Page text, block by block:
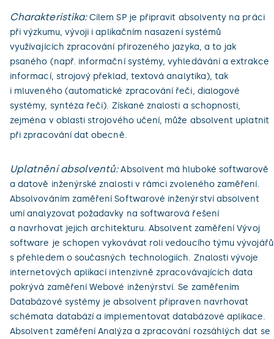
Charakteristika: Cílem SP je připravit absolventy na práci
při výzkumu, vývoji i aplikačním nasazení systémů
využívajících zpracování přirozeného jazyka, a to jak
psaného (např. informační systémy, vyhledávání a extrakce
informací, strojový překlad, textová analytika), tak
i mluveného (automatické zpracování řeči, dialogové
systémy, syntéza řeči). Získané znalosti a schopnosti,
zejména v oblasti strojového učení, může absolvent uplatnit
při zpracování dat obecně.
Uplatnění absolventů: Absolvent má hluboké softwarově
a datově inženýrské znalosti v rámci zvoleného zaměření.
Absolvováním zaměření Softwarové inženýrství absolvent
umí analyzovat požadavky na softwarová řešení
a navrhovat jejich architekturu. Absolvent zaměření Vývoj
software je schopen vykovávat roli vedoucího týmu vývojářů
s přehledem o současných technologiích. Znalosti vývoje
internetových aplikací intenzivně zpracovávajících data
pokrývá zaměření Webové inženýrství. Se zaměřením
Databázové systémy je absolvent připraven navrhovat
schémata databází a implementovat databázové aplikace.
Absolvent zaměření Analýza a zpracování rozsáhlých dat se